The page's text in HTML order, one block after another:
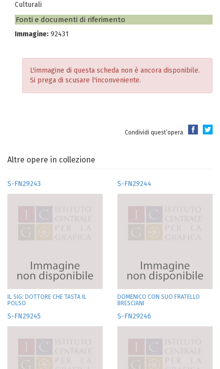
Culturali
Fonti e documenti di riferimento
Immagine: 92431
L'immagine di questa scheda non è ancora disponibile.
Si prega di scusare l'inconveniente.
Condividi quest’opera
Altre opere in collezione
S-FN29243
IL SIG: DOTTORE CHE TASTA IL
POLSO
S-FN29244
DOMENICO CON SUO FRATELLO
BRESCIANI
S-FN29245 S-FN29246